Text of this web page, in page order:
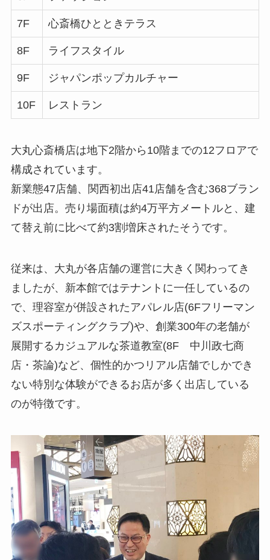
7F 心斎橋ひとときテラス
8F ライフスタイル
9F ジャパンポップカルチャー
10F レストラン
大丸心斎橋店は地下2階から10階までの12フロアで
構成されています。
新業態47店舗、関西初出店41店舗を含む368ブラン
ドが出店。売り場面積は約4万平方メートルと、建
て替え前に比べて約3割増床されたそうです。
従来は、大丸が各店舗の運営に大きく関わってき
ましたが、新本館ではテナントに一任しているの
で、理容室が併設されたアパレル店(6Fフリーマン
ズスポーティングクラブ)や、創業300年の老舗が
展開するカジュアルな茶道教室(8F 中川政七商
店・茶論)など、個性的かつリアル店舗でしかでき
ない特別な体験ができるお店が多く出店している
のが特徴です。